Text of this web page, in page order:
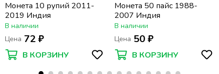
Монета 10 рупий 2011-
2019 Индия
В наличии
Цена 72 ₽
В КОРЗИНУ
Монета 50 пайс 1988-
2007 Индия
В наличии
Цена 50 ₽
В КОРЗИНУ